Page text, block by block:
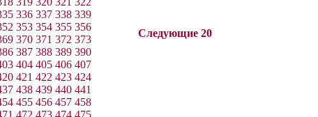
336 337 338 339
353 354 355 356
370 371 372 373
387 388 389 390
404 405 406 407
421 422 423 424
438 439 440 441
455 456 457 458
Следующие 20